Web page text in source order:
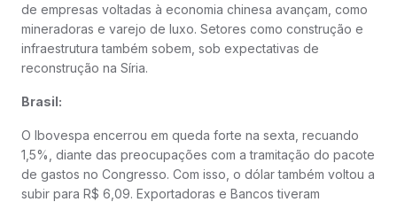
de empresas voltadas à economia chinesa avançam, como
mineradoras e varejo de luxo. Setores como construção e
infraestrutura também sobem, sob expectativas de
reconstrução na Síria.
Brasil:
O Ibovespa encerrou em queda forte na sexta, recuando
1,5%, diante das preocupações com a tramitação do pacote
de gastos no Congresso. Com isso, o dólar também voltou a
subir para R$ 6,09. Exportadoras e Bancos tiveram